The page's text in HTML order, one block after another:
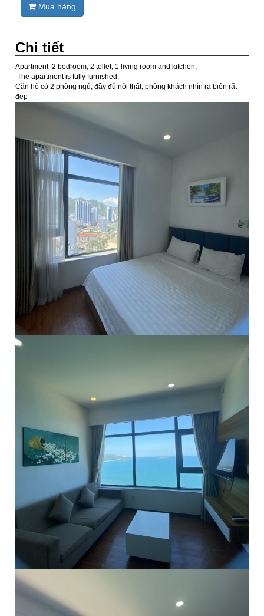
Mua hàng
Chi tiết
Apartment 2 bedroom, 2 tollet, 1 living room and kitchen,
The apartment is fully furnished.
Căn hộ có 2 phòng ngủ, đầy đủ nội thất, phòng khách nhìn ra biển rất
đẹp